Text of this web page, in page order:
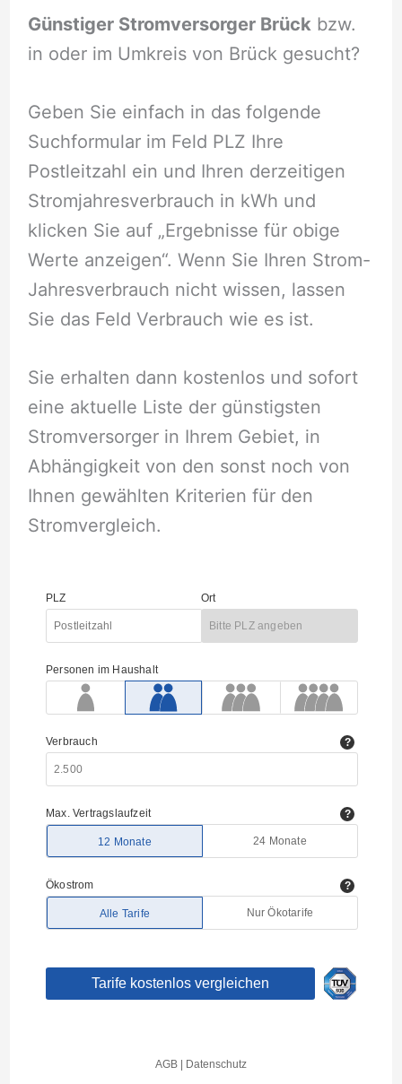
Günstiger Stromversorger Brück bzw.
in oder im Umkreis von Brück gesucht?
Geben Sie einfach in das folgende
Suchformular im Feld PLZ Ihre
Postleitzahl ein und Ihren derzeitigen
Stromjahresverbrauch in kWh und
klicken Sie auf „Ergebnisse für obige
Werte anzeigen“. Wenn Sie Ihren Strom-
Jahresverbrauch nicht wissen, lassen
Sie das Feld Verbrauch wie es ist.
Sie erhalten dann kostenlos und sofort
eine aktuelle Liste der günstigsten
Stromversorger in Ihrem Gebiet, in
Abhängigkeit von den sonst noch von
Ihnen gewählten Kriterien für den
Stromvergleich.